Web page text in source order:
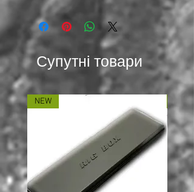
Супутні товари
NEW